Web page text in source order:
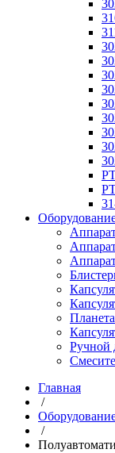
Ручной
Главная
/
/